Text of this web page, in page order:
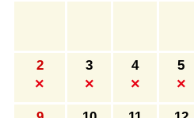
2
×
3
×
4
×
5
×
関連施設